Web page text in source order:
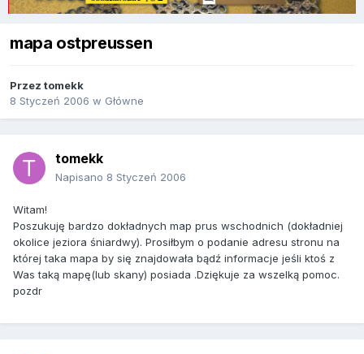
mapa ostpreussen
Przez tomekk
8 Styczeń 2006 w Główne
tomekk
Napisano 8 Styczeń 2006
Witam!
Poszukuję bardzo dokładnych map prus wschodnich (dokładniej
okolice jeziora śniardwy). Prosiłbym o podanie adresu stronu na
której taka mapa by się znajdowała bądź informacje jeśli ktoś z
Was taką mapę(lub skany) posiada .Dziękuje za wszelką pomoc.
pozdr